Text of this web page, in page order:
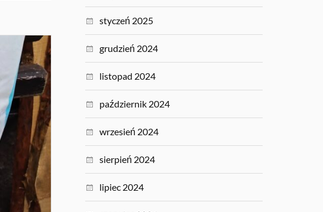
styczeń 2025
grudzień 2024
listopad 2024
październik 2024
wrzesień 2024
sierpień 2024
lipiec 2024